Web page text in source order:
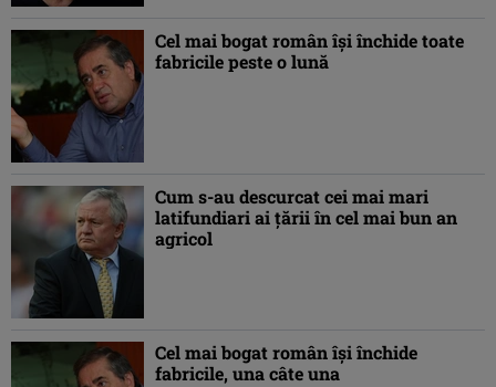
Cel mai bogat român îşi închide toate
fabricile peste o lună
Cum s-au descurcat cei mai mari
latifundiari ai ţării în cel mai bun an
agricol
Cel mai bogat român îşi închide
fabricile, una câte una